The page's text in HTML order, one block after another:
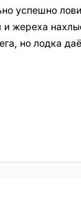
успешно
и жереха
но лодка